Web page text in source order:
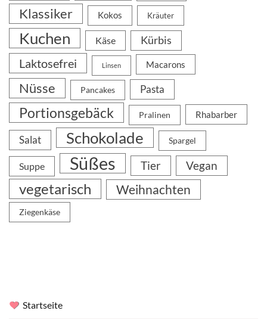
Klassiker Kokos Kräuter
Kuchen Käse Kürbis
Laktosefrei Linsen Macarons
Nüsse Pancakes Pasta
Portionsgebäck Pralinen Rhabarber
Salat Schokolade Spargel
Suppe Süßes Tier Vegan
vegetarisch Weihnachten
Ziegenkäse
Startseite